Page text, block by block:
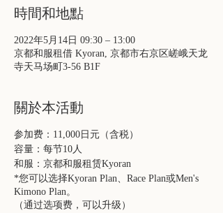
時間和地點
2022年5月14日 09:30 – 13:00
京都和服租借 Kyoran, 京都市右京区嵯峨天龙
寺天马场町3-56 B1F
關於本活動
参加费：11,000日元（含税）
容量：每节10人
和服：京都和服租赁Kyoran
*您可以选择Kyoran Plan、Race Plan或Men's
Kimono Plan。
（通过选项费，可以升级）